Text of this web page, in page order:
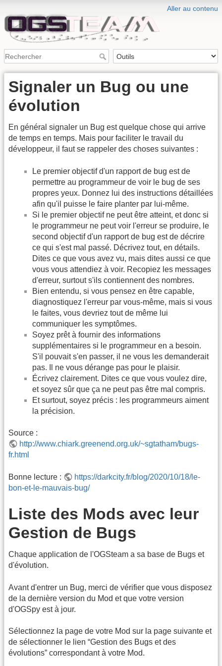
Aller au contenu
Signaler un Bug ou une
évolution
En général signaler un Bug est quelque chose qui arrive
de temps en temps. Mais pour faciliter le travail du
développeur, il faut se rappeler des choses suivantes :
Le premier objectif d'un rapport de bug est de
permettre au programmeur de voir le bug de ses
propres yeux. Donnez lui des instructions détaillées
afin qu'il puisse le faire planter par lui-même.
Si le premier objectif ne peut être atteint, et donc si
le programmeur ne peut voir l'erreur se produire, le
second objectif d'un rapport de bug est de décrire
ce qui s'est mal passé. Décrivez tout, en détails.
Dites ce que vous avez vu, mais dites aussi ce que
vous vous attendiez à voir. Recopiez les messages
d'erreur, surtout s'ils contiennent des nombres.
Bien entendu, si vous pensez en être capable,
diagnostiquez l'erreur par vous-même, mais si vous
le faites, vous devriez tout de même lui
communiquer les symptômes.
Soyez prêt à fournir des informations
supplémentaires si le programmeur en a besoin.
S'il pouvait s'en passer, il ne vous les demanderait
pas. Il ne vous dérange pas pour le plaisir.
Écrivez clairement. Dites ce que vous voulez dire,
et soyez sûr que ça ne peut pas être mal compris.
Et surtout, soyez précis : les programmeurs aiment
la précision.
Source :
http://www.chiark.greenend.org.uk/~sgtatham/bugs-
fr.html
Bonne lecture :
https://darkcity.fr/blog/2020/10/18/le-
bon-et-le-mauvais-bug/
Liste des Mods avec leur
Gestion de Bugs
Chaque application de l'OGSteam a sa base de Bugs et
d'évolution.
Avant d'entrer un Bug, merci de vérifier que vous disposez
de la dernière version du Mod et que votre version
d'OGSpy est à jour.
Sélectionnez la page de votre Mod sur la page suivante et
de sélectionner le lien “Gestion des Bugs et des
évolutions” correspondant à votre Mod.